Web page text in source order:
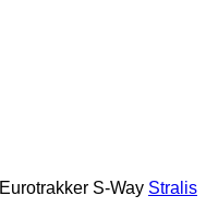
Eurotrakker S-Way Stralis